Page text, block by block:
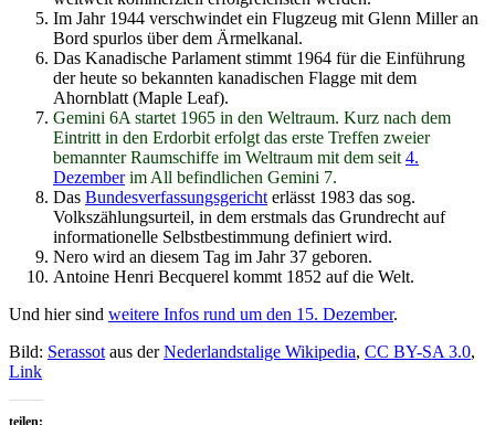
Im Jahr 1944 verschwindet ein Flugzeug mit Glenn Miller an
Bord spurlos über dem Ärmelkanal.
Das Kanadische Parlament stimmt 1964 für die Einführung
der heute so bekannten kanadischen Flagge mit dem
Ahornblatt (Maple Leaf).
Gemini 6A startet 1965 in den Weltraum. Kurz nach dem
Eintritt in den Erdorbit erfolgt das erste Treffen zweier
bemannter Raumschiffe im Weltraum mit dem seit 4.
Dezemberim All befindlichen Gemini 7.
Das Bundesverfassungsgericht erlässt 1983 das sog.
Volkszählungsurteil, in dem erstmals das Grundrecht auf
informationelle Selbstbestimmung definiert wird.
Nero wird an diesem Tag im Jahr 37 geboren.
Antoine Henri Becquerel kommt 1852 auf die Welt.
Und hier sind weitere Infos rund um den 15. Dezember.
Bild: Serassot aus derNederlandstalige Wikipedia, CC BY-SA 3.0,
Link
teilen: